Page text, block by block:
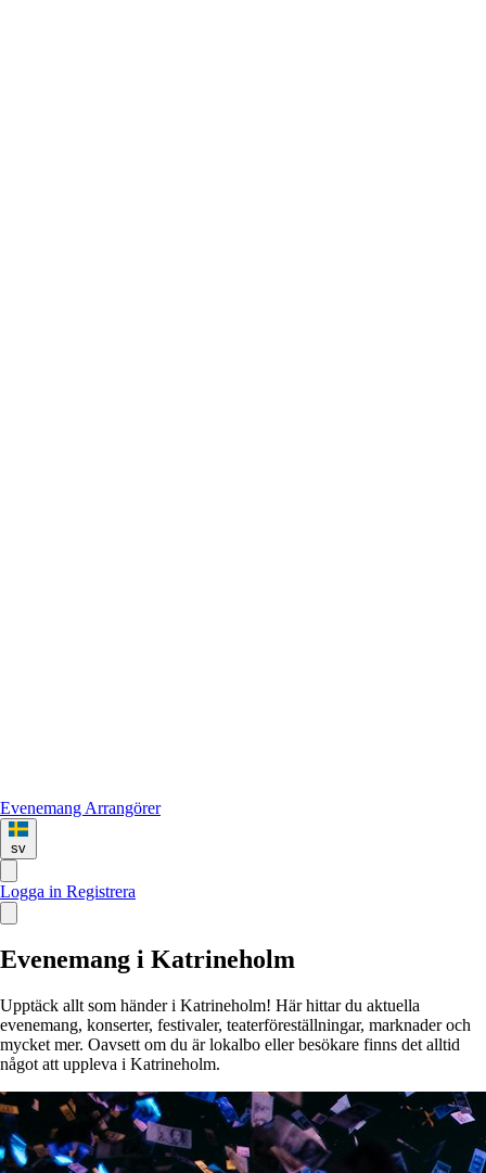
Evenemang Arrangörer
sv
Logga in Registrera
Evenemang i Katrineholm
Upptäck allt som händer i Katrineholm! Här hittar du aktuella
evenemang, konserter, festivaler, teaterföreställningar, marknader och
mycket mer. Oavsett om du är lokalbo eller besökare finns det alltid
något att uppleva i Katrineholm.